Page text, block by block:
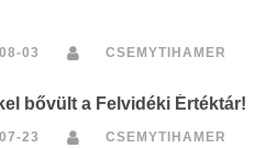
03 CSEMYTIHAMER
bővült a Felvidéki Értéktár!
23 CSEMYTIHAMER